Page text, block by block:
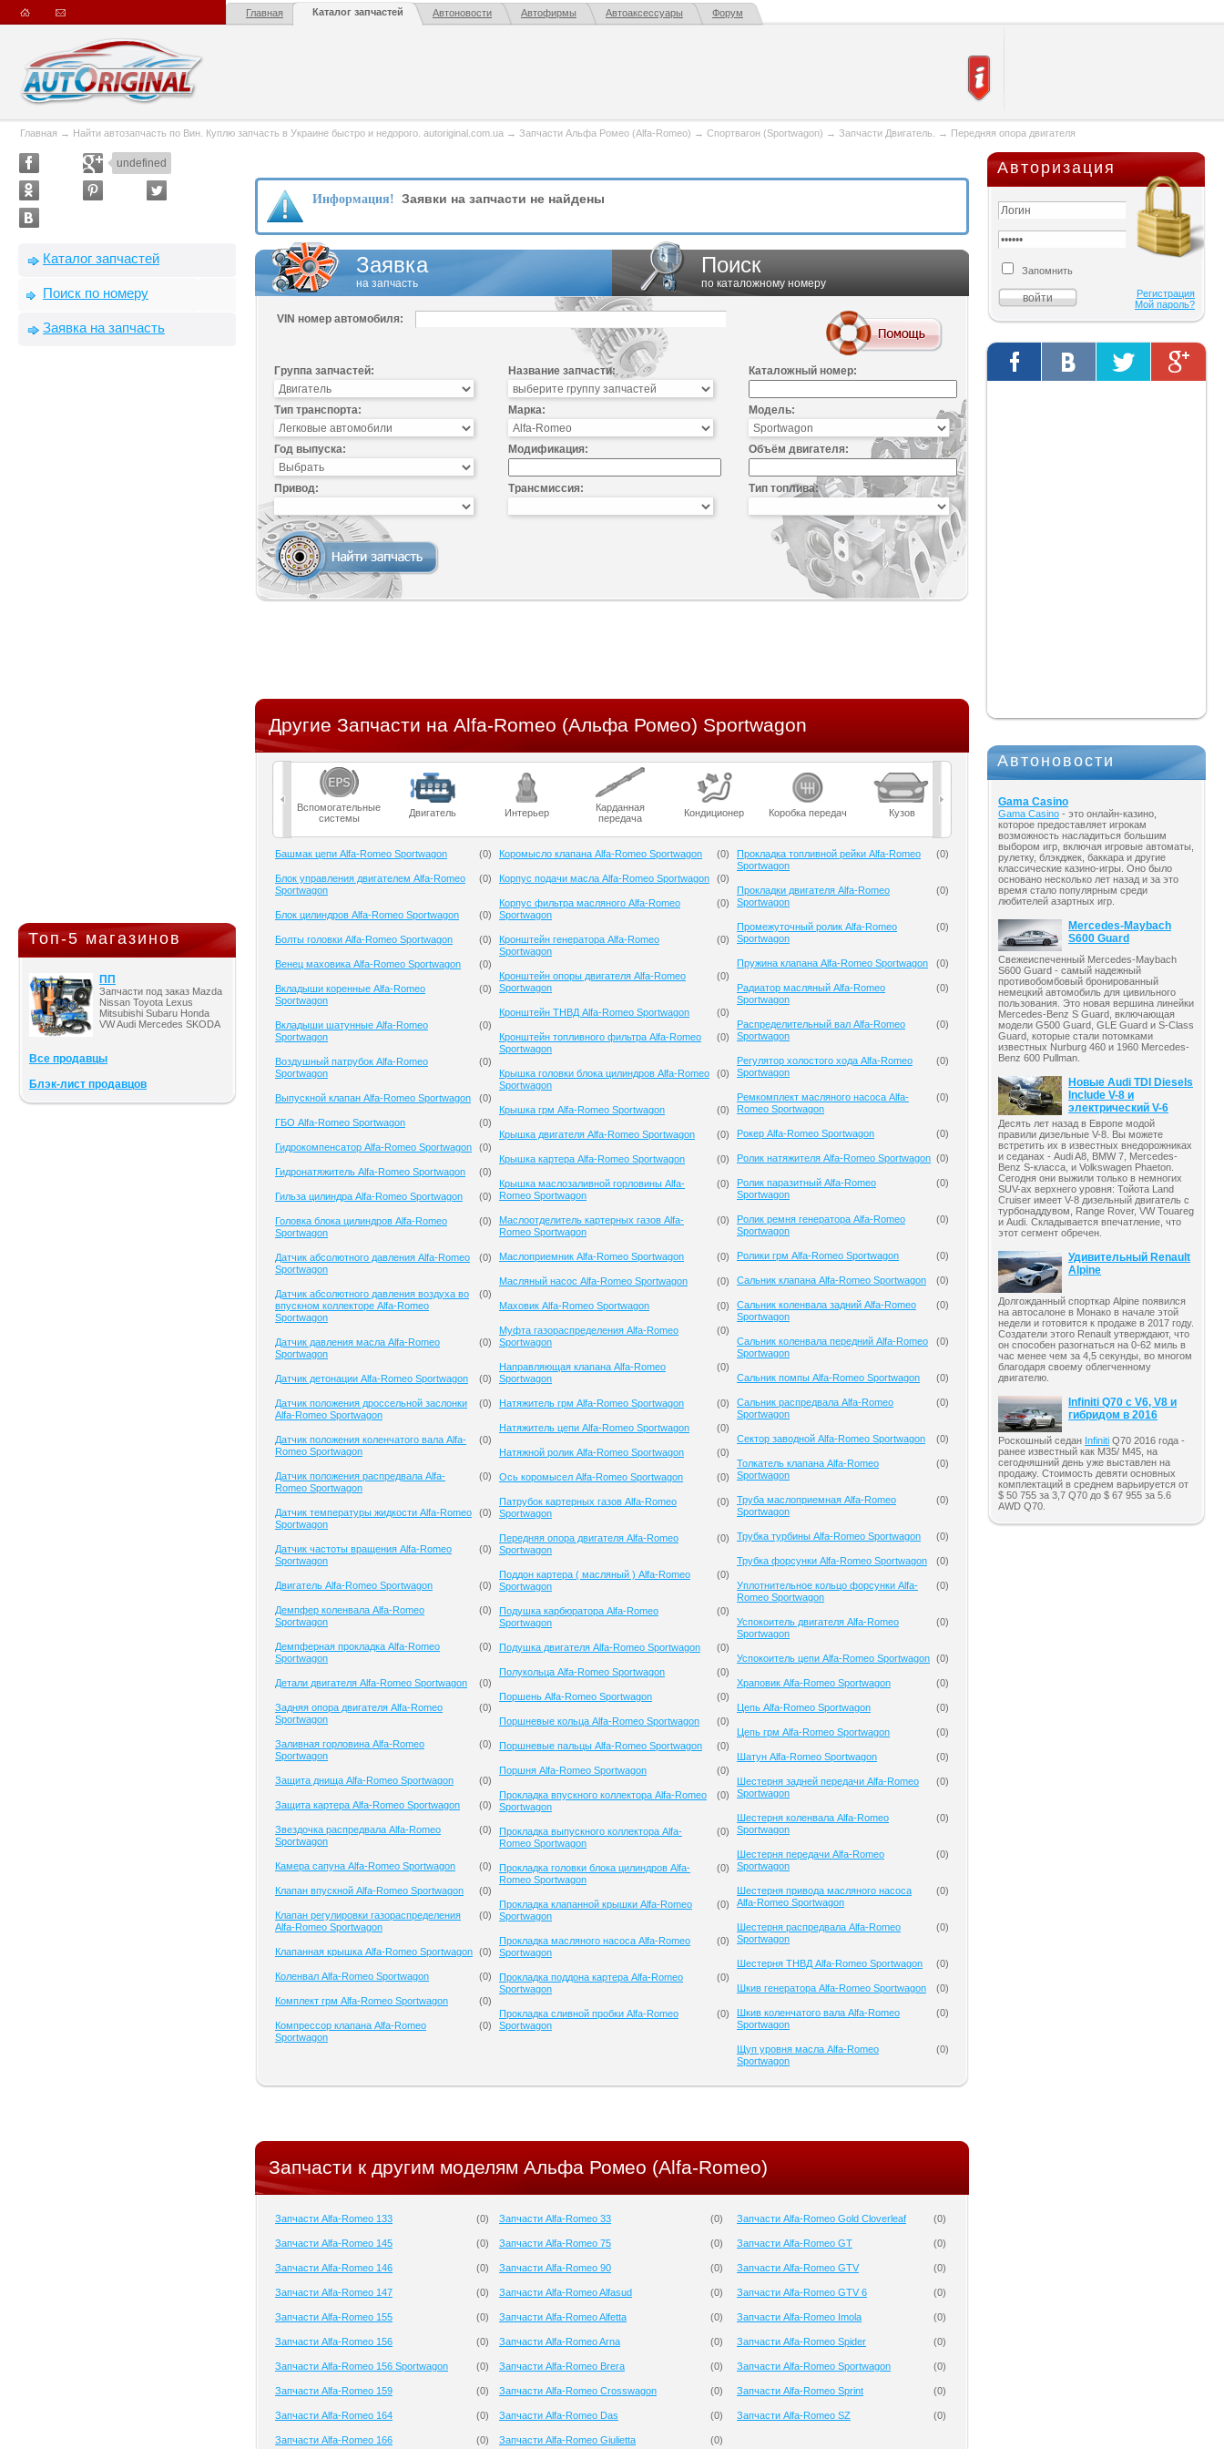
Главная Каталог запчастей Автоновости Автофирмы Автоаксессуары Форум
Главная → Найти автозапчасть по Вин. Куплю запчасть в Украине быстро и недорого. autoriginal.com.ua → Запчасти Альфа Ромео (Alfa-Romeo) → Спортвагон (Sportwagon) → Запчасти Двигатель. → Передняя опора двигателя
undefined
Каталог запчастей
Поиск по номеру
Заявка на запчасть
Топ-5 магазинов
ПП
Запчасти под заказ Mazda
Nissan Toyota Lexus
Mitsubishi Subaru Honda
VW Audi Mercedes SKODA
Все продавцы
Блэк-лист продавцов
Информация! Заявки на запчасти не найдены
Заявка
на запчасть
Поиск
по каталожному номеру
VIN номер автомобиля:
Группа запчастей: Название запчасти: Каталожный номер:
Тип транспорта: Марка: Модель:
Год выпуска: Модификация: Объём двигателя:
Привод: Трансмиссия: Тип топлива:
Другие Запчасти на Alfa-Romeo (Альфа Ромео) Sportwagon
Вспомогательные
системы
Двигатель Интерьер
Карданная
передача
Кондиционер Коробка передач Кузов Масла Мост
Башмак цепи Alfa-Romeo Sportwagon (0)
Блок управления двигателем Alfa-Romeo
Sportwagon
(0)
Блок цилиндров Alfa-Romeo Sportwagon (0)
Болты головки Alfa-Romeo Sportwagon (0)
Венец маховика Alfa-Romeo Sportwagon (0)
Вкладыши коренные Alfa-Romeo
Sportwagon
(0)
Вкладыши шатунные Alfa-Romeo
Sportwagon
(0)
Воздушный патрубок Alfa-Romeo
Sportwagon
(0)
Выпускной клапан Alfa-Romeo Sportwagon (0)
ГБО Alfa-Romeo Sportwagon (0)
Гидрокомпенсатор Alfa-Romeo Sportwagon (0)
Гидронатяжитель Alfa-Romeo Sportwagon (0)
Гильза цилиндра Alfa-Romeo Sportwagon (0)
Головка блока цилиндров Alfa-Romeo
Sportwagon
(0)
Датчик абсолютного давления Alfa-Romeo
Sportwagon
(0)
Датчик абсолютного давления воздуха во
впускном коллекторе Alfa-Romeo
Sportwagon
(0)
Датчик давления масла Alfa-Romeo
Sportwagon
(0)
Датчик детонации Alfa-Romeo Sportwagon (0)
Датчик положения дроссельной заслонки
Alfa-Romeo Sportwagon
(0)
Датчик положения коленчатого вала Alfa-
Romeo Sportwagon
(0)
Датчик положения распредвала Alfa-
Romeo Sportwagon
(0)
Датчик температуры жидкости Alfa-Romeo
Sportwagon
(0)
Датчик частоты вращения Alfa-Romeo
Sportwagon
(0)
Двигатель Alfa-Romeo Sportwagon (0)
Демпфер коленвала Alfa-Romeo
Sportwagon
(0)
Демпферная прокладка Alfa-Romeo
Sportwagon
(0)
Детали двигателя Alfa-Romeo Sportwagon (0)
Задняя опора двигателя Alfa-Romeo
Sportwagon
(0)
Заливная горловина Alfa-Romeo
Sportwagon
(0)
Защита днища Alfa-Romeo Sportwagon (0)
Защита картера Alfa-Romeo Sportwagon (0)
Звездочка распредвала Alfa-Romeo
Sportwagon
(0)
Камера сапуна Alfa-Romeo Sportwagon (0)
Клапан впускной Alfa-Romeo Sportwagon (0)
Клапан регулировки газораспределения
Alfa-Romeo Sportwagon
(0)
Клапанная крышка Alfa-Romeo Sportwagon (0)
Коленвал Alfa-Romeo Sportwagon (0)
Комплект грм Alfa-Romeo Sportwagon (0)
Компрессор клапана Alfa-Romeo
Sportwagon
(0)
Коромысло клапана Alfa-Romeo Sportwagon (0)
Корпус подачи масла Alfa-Romeo Sportwagon (0)
Корпус фильтра масляного Alfa-Romeo
Sportwagon
(0)
Кронштейн генератора Alfa-Romeo
Sportwagon
(0)
Кронштейн опоры двигателя Alfa-Romeo
Sportwagon
(0)
Кронштейн ТНВД Alfa-Romeo Sportwagon (0)
Кронштейн топливного фильтра Alfa-Romeo
Sportwagon
(0)
Крышка головки блока цилиндров Alfa-Romeo
Sportwagon
(0)
Крышка грм Alfa-Romeo Sportwagon (0)
Крышка двигателя Alfa-Romeo Sportwagon (0)
Крышка картера Alfa-Romeo Sportwagon (0)
Крышка маслозаливной горловины Alfa-
Romeo Sportwagon
(0)
Маслоотделитель картерных газов Alfa-
Romeo Sportwagon
(0)
Маслоприемник Alfa-Romeo Sportwagon (0)
Масляный насос Alfa-Romeo Sportwagon (0)
Маховик Alfa-Romeo Sportwagon (0)
Муфта газораспределения Alfa-Romeo
Sportwagon
(0)
Направляющая клапана Alfa-Romeo
Sportwagon
(0)
Натяжитель грм Alfa-Romeo Sportwagon (0)
Натяжитель цепи Alfa-Romeo Sportwagon (0)
Натяжной ролик Alfa-Romeo Sportwagon (0)
Ось коромысел Alfa-Romeo Sportwagon (0)
Патрубок картерных газов Alfa-Romeo
Sportwagon
(0)
Передняя опора двигателя Alfa-Romeo
Sportwagon
(0)
Поддон картера ( масляный ) Alfa-Romeo
Sportwagon
(0)
Подушка карбюратора Alfa-Romeo
Sportwagon
(0)
Подушка двигателя Alfa-Romeo Sportwagon (0)
Полукольца Alfa-Romeo Sportwagon (0)
Поршень Alfa-Romeo Sportwagon (0)
Поршневые кольца Alfa-Romeo Sportwagon (0)
Поршневые пальцы Alfa-Romeo Sportwagon (0)
Поршня Alfa-Romeo Sportwagon (0)
Прокладка впускного коллектора Alfa-Romeo
Sportwagon
(0)
Прокладка выпускного коллектора Alfa-
Romeo Sportwagon
(0)
Прокладка головки блока цилиндров Alfa-
Romeo Sportwagon
(0)
Прокладка клапанной крышки Alfa-Romeo
Sportwagon
(0)
Прокладка масляного насоса Alfa-Romeo
Sportwagon
(0)
Прокладка поддона картера Alfa-Romeo
Sportwagon
(0)
Прокладка сливной пробки Alfa-Romeo
Sportwagon
(0)
Прокладка топливной рейки Alfa-Romeo
Sportwagon
(0)
Прокладки двигателя Alfa-Romeo
Sportwagon
(0)
Промежуточный ролик Alfa-Romeo
Sportwagon
(0)
Пружина клапана Alfa-Romeo Sportwagon (0)
Радиатор масляный Alfa-Romeo
Sportwagon
(0)
Распределительный вал Alfa-Romeo
Sportwagon
(0)
Регулятор холостого хода Alfa-Romeo
Sportwagon
(0)
Ремкомплект масляного насоса Alfa-
Romeo Sportwagon
(0)
Рокер Alfa-Romeo Sportwagon (0)
Ролик натяжителя Alfa-Romeo Sportwagon (0)
Ролик паразитный Alfa-Romeo
Sportwagon
(0)
Ролик ремня генератора Alfa-Romeo
Sportwagon
(0)
Ролики грм Alfa-Romeo Sportwagon (0)
Сальник клапана Alfa-Romeo Sportwagon (0)
Сальник коленвала задний Alfa-Romeo
Sportwagon
(0)
Сальник коленвала передний Alfa-Romeo
Sportwagon
(0)
Сальник помпы Alfa-Romeo Sportwagon (0)
Сальник распредвала Alfa-Romeo
Sportwagon
(0)
Сектор заводной Alfa-Romeo Sportwagon (0)
Толкатель клапана Alfa-Romeo
Sportwagon
(0)
Труба маслоприемная Alfa-Romeo
Sportwagon
(0)
Трубка турбины Alfa-Romeo Sportwagon (0)
Трубка форсунки Alfa-Romeo Sportwagon (0)
Уплотнительное кольцо форсунки Alfa-
Romeo Sportwagon
(0)
Успокоитель двигателя Alfa-Romeo
Sportwagon
(0)
Успокоитель цепи Alfa-Romeo Sportwagon (0)
Храповик Alfa-Romeo Sportwagon (0)
Цепь Alfa-Romeo Sportwagon (0)
Цепь грм Alfa-Romeo Sportwagon (0)
Шатун Alfa-Romeo Sportwagon (0)
Шестерня задней передачи Alfa-Romeo
Sportwagon
(0)
Шестерня коленвала Alfa-Romeo
Sportwagon
(0)
Шестерня передачи Alfa-Romeo
Sportwagon
(0)
Шестерня привода масляного насоса
Alfa-Romeo Sportwagon
(0)
Шестерня распредвала Alfa-Romeo
Sportwagon
(0)
Шестерня ТНВД Alfa-Romeo Sportwagon (0)
Шкив генератора Alfa-Romeo Sportwagon (0)
Шкив коленчатого вала Alfa-Romeo
Sportwagon
(0)
Щуп уровня масла Alfa-Romeo
Sportwagon
(0)
Запчасти к другим моделям Альфа Ромео (Alfa-Romeo)
Запчасти Alfa-Romeo 133 (0)
Запчасти Alfa-Romeo 145 (0)
Запчасти Alfa-Romeo 146 (0)
Запчасти Alfa-Romeo 147 (0)
Запчасти Alfa-Romeo 155 (0)
Запчасти Alfa-Romeo 156 (0)
Запчасти Alfa-Romeo 156 Sportwagon (0)
Запчасти Alfa-Romeo 159 (0)
Запчасти Alfa-Romeo 164 (0)
Запчасти Alfa-Romeo 166 (0)
Запчасти Alfa-Romeo 33 (0)
Запчасти Alfa-Romeo 75 (0)
Запчасти Alfa-Romeo 90 (0)
Запчасти Alfa-Romeo Alfasud (0)
Запчасти Alfa-Romeo Alfetta (0)
Запчасти Alfa-Romeo Arna (0)
Запчасти Alfa-Romeo Brera (0)
Запчасти Alfa-Romeo Crosswagon (0)
Запчасти Alfa-Romeo Das (0)
Запчасти Alfa-Romeo Giulietta (0)
Запчасти Alfa-Romeo Gold Cloverleaf (0)
Запчасти Alfa-Romeo GT (0)
Запчасти Alfa-Romeo GTV (0)
Запчасти Alfa-Romeo GTV 6 (0)
Запчасти Alfa-Romeo Imola (0)
Запчасти Alfa-Romeo Spider (0)
Запчасти Alfa-Romeo Sportwagon (0)
Запчасти Alfa-Romeo Sprint (0)
Запчасти Alfa-Romeo SZ (0)
Авторизация
Запомнить
Регистрация
Мой пароль?
Автоновости
Gama Casino
Gama Casino - это онлайн-казино,
которое предоставляет игрокам
возможность насладиться большим
выбором игр, включая игровые автоматы,
рулетку, блэкджек, баккара и другие
классические казино-игры. Оно было
основано несколько лет назад и за это
время стало популярным среди
любителей азартных игр.
Mercedes-Maybach
S600 Guard
Свежеиспеченный Mercedes-Maybach
S600 Guard - самый надежный
противобомбовый бронированный
немецкий автомобиль для цивильного
пользования. Это новая вершина линейки
Mercedes-Benz S Guard, включающая
модели G500 Guard, GLE Guard и S-Class
Guard, которые стали потомками
известных Nurburg 460 и 1960 Mercedes-
Benz 600 Pullman.
Новые Audi TDI Diesels
Include V-8 и
электрический V-6
Десять лет назад в Европе модой
правили дизельные V-8. Вы можете
встретить их в известных внедорожниках
и седанах - Audi A8, BMW 7, Mercedes-
Benz S-класса, и Volkswagen Phaeton.
Сегодня они выжили только в немногих
SUV-ах верхнего уровня: Тойота Land
Cruiser имеет V-8 дизельный двигатель с
турбонаддувом, Range Rover, VW Touareg
и Audi. Складывается впечатление, что
этот сегмент обречен.
Удивительный Renault
Alpine
Долгожданный спорткар Alpine появился
на автосалоне в Монако в начале этой
недели и готовится к продаже в 2017 году.
Создатели этого Renault утверждают, что
он способен разогнаться на 0-62 миль в
час менее чем за 4,5 секунды, во многом
благодаря своему облегченному
двигателю.
Infiniti Q70 с V6, V8 и
гибридом в 2016
Роскошный седан Infiniti Q70 2016 года -
ранее известный как M35/ M45, на
сегодняшний день уже выставлен на
продажу. Стоимость девяти основных
комплектаций в среднем варьируется от
$ 50 755 за 3,7 Q70 до $ 67 955 за 5.6
AWD Q70.